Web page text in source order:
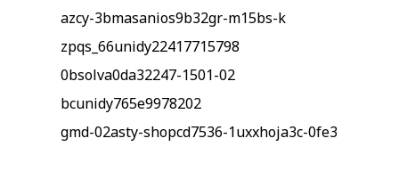
azcy-3bmasanios9b32gr-m15bs-k
zpqs_66unidy22417715798
0bsolva0da32247-1501-02
bcunidy765e9978202
gmd-02asty-shopcd7536-1uxxhoja3c-0fe3